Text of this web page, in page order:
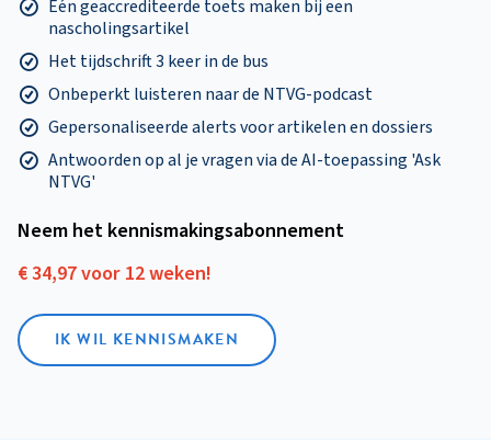
Eén geaccrediteerde toets maken bij een
nascholingsartikel
Het tijdschrift 3 keer in de bus
Onbeperkt luisteren naar de NTVG-podcast
Gepersonaliseerde alerts voor artikelen en dossiers
Antwoorden op al je vragen via de AI-toepassing 'Ask
NTVG'
Neem het kennismakings­abonnement
€ 34,97 voor 12 weken!
IK WIL KENNISMAKEN